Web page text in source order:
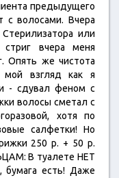
предыдущего
волосами. Вчера
или
вчера меня
Опять же чистота
взгляд как я
- сдувал феном с
волосы сметал с
хотя по
салфетки! Но
250 р. + 50 р.
В туалете НЕТ
есть! Даже